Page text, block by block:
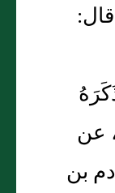
عن
بن